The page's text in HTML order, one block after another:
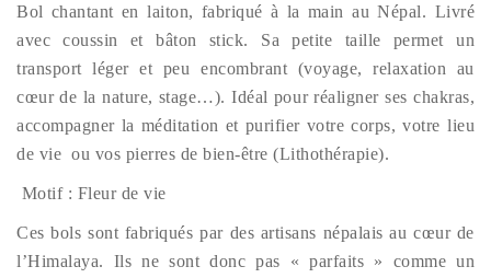
Bol chantant en laiton, fabriqué à la main au Népal. Livré
avec coussin et bâton stick. Sa petite taille permet un
transport léger et peu encombrant (voyage, relaxation au
cœur de la nature, stage…). Idéal pour réaligner ses chakras,
accompagner la méditation et purifier votre corps, votre lieu
de vie ou vos pierres de bien-être (Lithothérapie).
Motif : Fleur de vie
Ces bols sont fabriqués par des artisans népalais au cœur de
l’Himalaya. Ils ne sont donc pas « parfaits » comme un